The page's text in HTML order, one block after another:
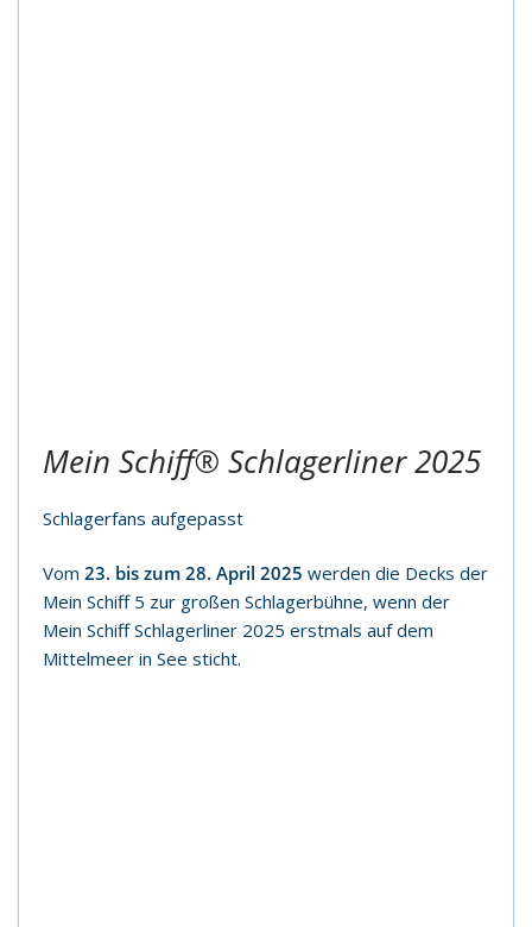
Mein Schiff® Schlagerliner 2025
Schlagerfans aufgepasst
Vom 23. bis zum 28. April 2025 werden die Decks der
Mein Schiff 5 zur großen Schlagerbühne, wenn der
Mein Schiff Schlagerliner 2025 erstmals auf dem
Mittelmeer in See sticht.